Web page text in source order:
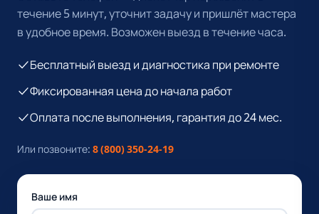
течение 5 минут, уточнит задачу и пришлёт мастера
в удобное время. Возможен выезд в течение часа.
Бесплатный выезд и диагностика при ремонте
Фиксированная цена до начала работ
Оплата после выполнения, гарантия до 24 мес.
Или позвоните: 8 (800) 350-24-19
Ваше имя